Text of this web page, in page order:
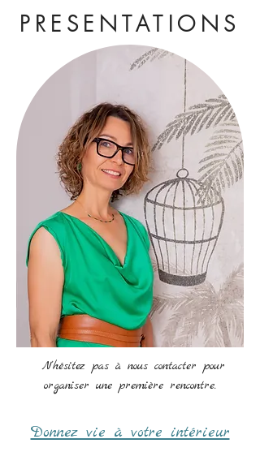
PRESENTATIONS
N'hésitez pas à nous contacter pour
organiser une première rencontre.
Donnez vie à votre intérieur